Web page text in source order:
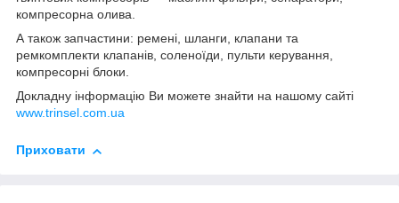
компресорна олива.
А також запчастини: ремені, шланги, клапани та
ремкомплекти клапанів, соленоїди, пульти керування,
компресорні блоки.
Докладну інформацію Ви можете знайти на нашому сайті
www.trinsel.com.ua
Приховати